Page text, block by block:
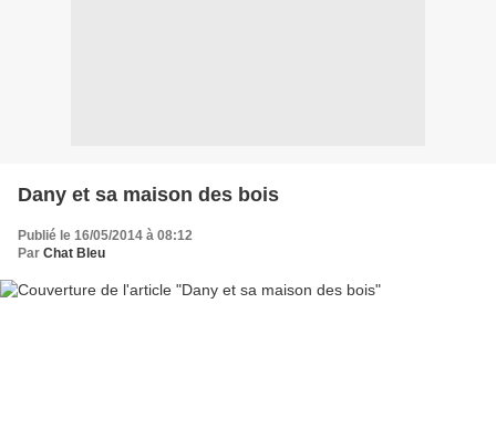
Dany et sa maison des bois
Publié le 16/05/2014 à 08:12
Par Chat Bleu